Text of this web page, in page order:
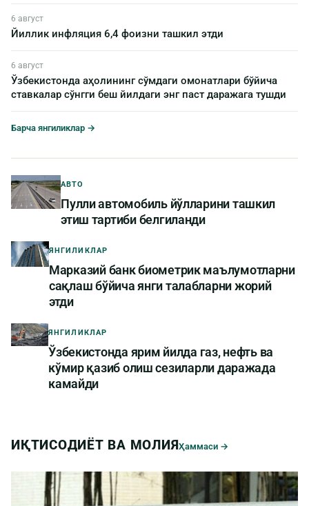
6 август
Йиллик инфляция 6,4 фоизни ташкил этди
6 август
Ўзбекистонда аҳолининг сўмдаги омонатлари бўйича
ставкалар сўнгги беш йилдаги энг паст даражага тушди
Барча янгиликлар →
АВТО
Пулли автомобиль йўлларини ташкил
этиш тартиби белгиланди
ЯНГИЛИКЛАР
Марказий банк биометрик маълумотларни
сақлаш бўйича янги талабларни жорий
этди
ЯНГИЛИКЛАР
Ўзбекистонда ярим йилда газ, нефть ва
кўмир қазиб олиш сезиларли даражада
камайди
ИҚТИСОДИЁТ ВА МОЛИЯҲаммаси →